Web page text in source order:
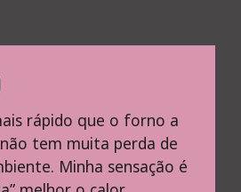
rápido que o forno a
tem muita perda de
Minha sensação é